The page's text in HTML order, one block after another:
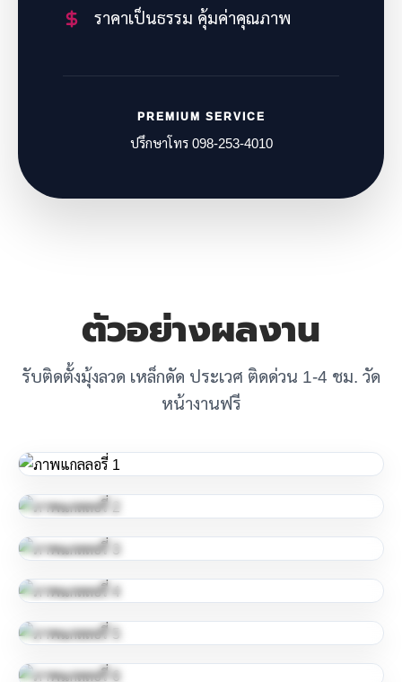
ราคาเป็นธรรม คุ้มค่าคุณภาพ
PREMIUM SERVICE
ปรึกษาโทร 098-253-4010
ตัวอย่างผลงาน
รับติดตั้งมุ้งลวด เหล็กดัด ประเวศ ติดด่วน 1-4 ชม. วัด
หน้างานฟรี